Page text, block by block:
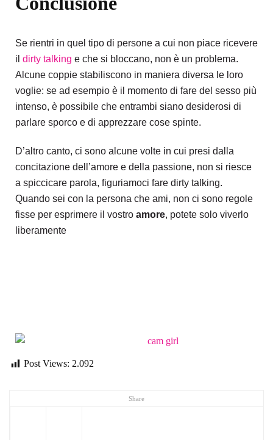
Share
Se rientri in quel tipo di persone a cui non piace ricevere
il dirty talking e che si bloccano, non è un problema.
Alcune coppie stabiliscono in maniera diversa le loro
voglie: se ad esempio è il momento di fare del sesso più
intenso, è possibile che entrambi siano desiderosi di
parlare sporco e di apprezzare cose spinte.
D’altro canto, ci sono alcune volte in cui presi dalla
concitazione dell’amore e della passione, non si riesce
a spiccicare parola, figuriamoci fare dirty talking.
Quando sei con la persona che ami, non ci sono regole
fisse per esprimere il vostro amore, potete solo viverlo
liberamente
Post Views: 2.092